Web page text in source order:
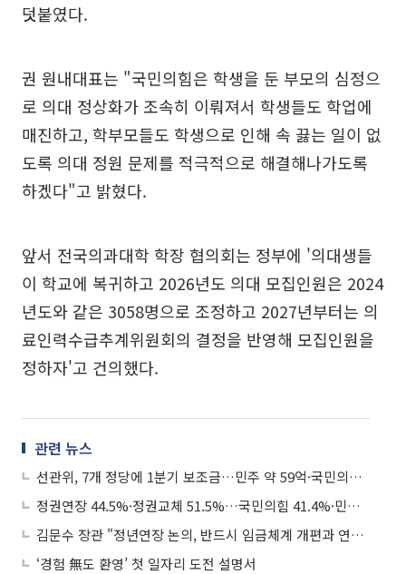
덧붙였다.
권 원내대표는 "국민의힘은 학생을 둔 부모의 심정으
로 의대 정상화가 조속히 이뤄져서 학생들도 학업에
매진하고, 학부모들도 학생으로 인해 속 끓는 일이 없
도록 의대 정원 문제를 적극적으로 해결해나가도록
하겠다"고 밝혔다.
앞서 전국의과대학 학장 협의회는 정부에 '의대생들
이 학교에 복귀하고 2026년도 의대 모집인원은 2024
년도와 같은 3058명으로 조정하고 2027년부터는 의
료인력수급추계위원회의 결정을 반영해 모집인원을
정하자'고 건의했다.
관련 뉴스
선관위, 7개 정당에 1분기 보조금…민주 약 59억·국민의힘 54억
정권연장 44.5%·정권교체 51.5%…국민의힘 41.4%·민주 43.1%
김문수 장관 "정년연장 논의, 반드시 임금체계 개편과 연계해야"
‘경험 無도 환영’ 첫 일자리 도전 설명서